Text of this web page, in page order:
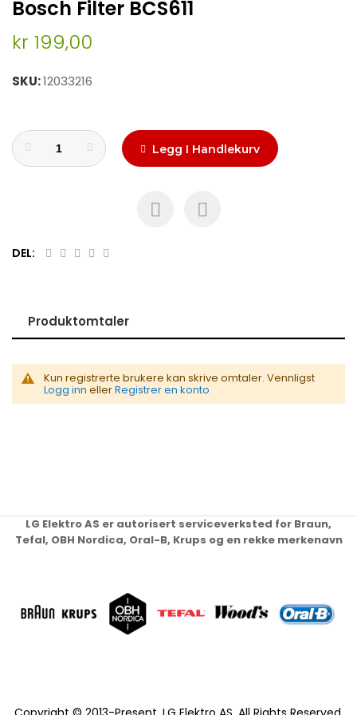
to
beginning
of
images
Bosch Filter BCS611
kr 199,00
SKU 12033216
Legg I Handlekurv
DEL:
Produktomtaler
Kun registrerte brukere kan skrive omtaler. Vennligst
Logg inn ellerRegistrer en konto
LG Elektro AS er autorisert serviceverksted for Braun,
Tefal, OBH Nordica, Oral-B, Krups og en rekke merkenavn